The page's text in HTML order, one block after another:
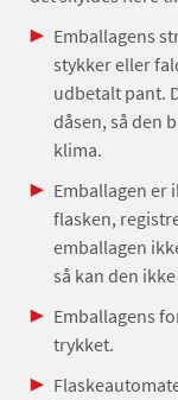
Emballagens
stykker eller
udbetalt pant.
dåsen, så den
klima.
Emballagen er
flasken,
emballagen
så kan den
Emballagens
trykket.